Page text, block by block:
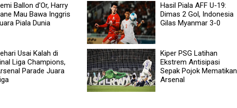
Ballon d'Or, Harry
Mau Bawa Inggris
Piala Dunia
Hasil Piala AFF U-19:
Dimas 2 Gol, Indonesia
Gilas Myanmar 3-0
Usai Kalah di
Liga Champions,
Parade Juara
Kiper PSG Latihan
Ekstrem Antisipasi
Sepak Pojok Mematikan
Arsenal